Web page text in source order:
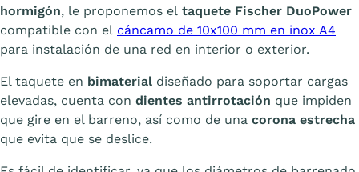
hormigón, le proponemos el taquete Fischer DuoPower
compatible con el cáncamo de 10x100 mm en inox A4
para instalación de una red en interior o exterior.
El taquete en bimaterial diseñado para soportar cargas
elevadas, cuenta con dientes antirrotación que impiden
que gire en el barreno, así como de una corona estrecha
que evita que se deslice.